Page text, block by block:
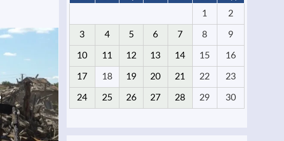
1 2
3 4 5 6 7 8 9
10 11 12 13 14 15 16
17 18 19 20 21 22 23
24 25 26 27 28 29 30